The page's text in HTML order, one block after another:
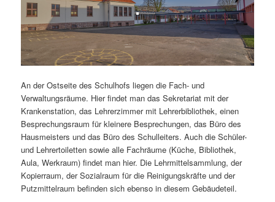
An der Ostseite des Schulhofs liegen die Fach- und
Verwaltungsräume. Hier findet man das Sekretariat mit der
Krankenstation, das Lehrerzimmer mit Lehrerbibliothek, einen
Besprechungsraum für kleinere Besprechungen, das Büro des
Hausmeisters und das Büro des Schulleiters. Auch die Schüler-
und Lehrertoiletten sowie alle Fachräume (Küche, Bibliothek,
Aula, Werkraum) findet man hier. Die Lehrmittelsammlung, der
Kopierraum, der Sozialraum für die Reinigungskräfte und der
Putzmittelraum befinden sich ebenso in diesem Gebäudeteil.